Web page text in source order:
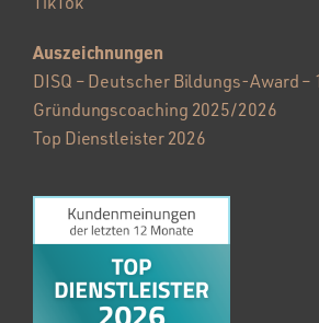
Auszeichnungen
DISQ – Deutscher Bildungs-Award –
Gründungscoaching 2025/2026
Top Dienstleister 2026